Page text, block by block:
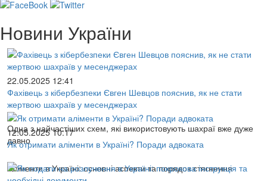
Новини України
22.05.2025 12:41
Фахівець з кібербезпеки Євген Шевцов пояснив, як не стати
жертвою шахраїв у месенджерах
Одна з найчастіших схем, які використовують шахраї вже дуже
давно
12.05.2025 10:17
Як отримати аліменти в Україні? Поради адвоката
Аліменти в Україні: основні аспекти та порядок стягнення